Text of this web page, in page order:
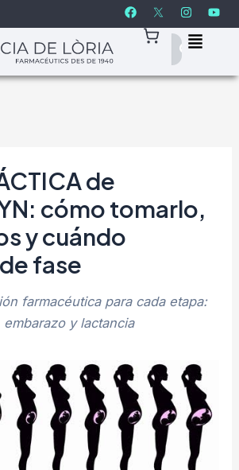
F
a
c
o
I
n
s
t
a
r
Y
o
u
e
de
cómo tomarlo,
y cuándo
fase
farmacéutica para cada etapa:
y lactancia